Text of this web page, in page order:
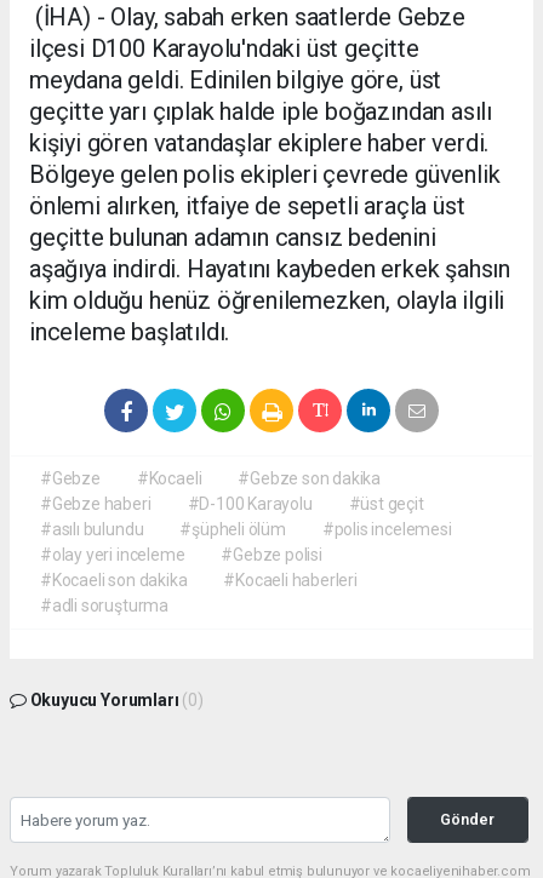
(İHA) - Olay, sabah erken saatlerde Gebze
ilçesi D100 Karayolu'ndaki üst geçitte
meydana geldi. Edinilen bilgiye göre, üst
geçitte yarı çıplak halde iple boğazından asılı
kişiyi gören vatandaşlar ekiplere haber verdi.
Bölgeye gelen polis ekipleri çevrede güvenlik
önlemi alırken, itfaiye de sepetli araçla üst
geçitte bulunan adamın cansız bedenini
aşağıya indirdi. Hayatını kaybeden erkek şahsın
kim olduğu henüz öğrenilemezken, olayla ilgili
inceleme başlatıldı.
#Gebze #Kocaeli
#Gebze son dakika
#Gebze haberi
#D-100 Karayolu
#üst geçit
#asılı bulundu
#şüpheli ölüm
#polis incelemesi
#olay yeri inceleme
#Gebze polisi
#Kocaeli son dakika
#Kocaeli haberleri
#adli soruşturma
Okuyucu Yorumları (0)
Gönder
Yorum yazarak Topluluk Kuralları’nı kabul etmiş bulunuyor ve kocaeliyenihaber.com